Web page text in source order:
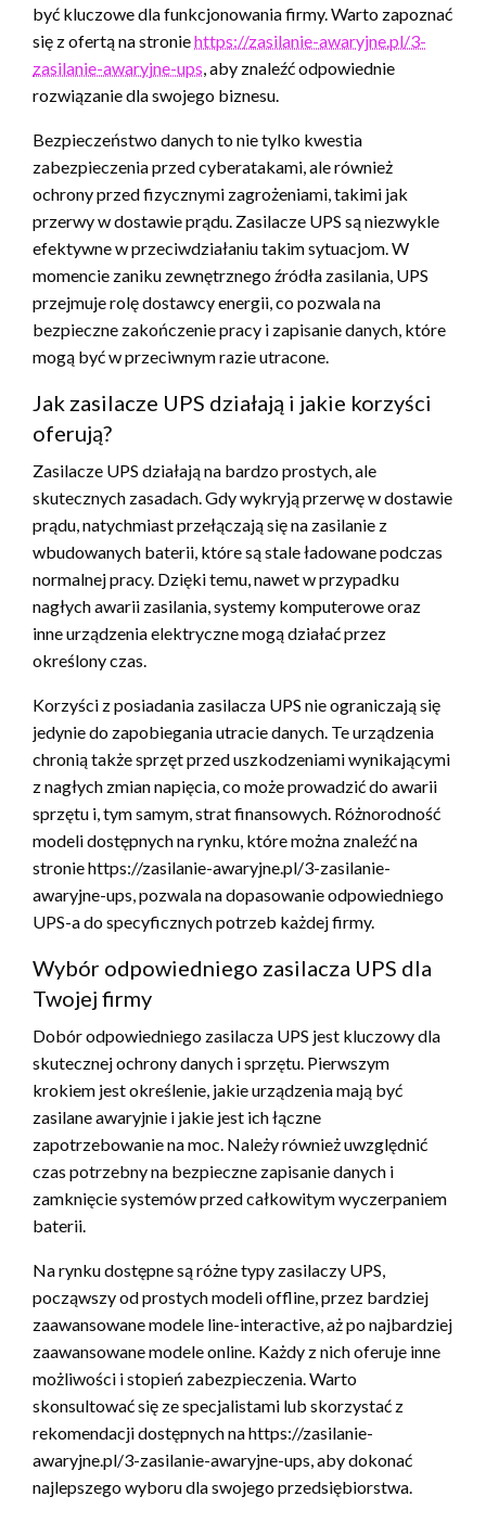
być kluczowe dla funkcjonowania firmy. Warto zapoznać
się z ofertą na stroniehttps://zasilanie-awaryjne.pl/3-
zasilanie-awaryjne-ups, aby znaleźć odpowiednie
rozwiązanie dla swojego biznesu.
Bezpieczeństwo danych to nie tylko kwestia
zabezpieczenia przed cyberatakami, ale również
ochrony przed fizycznymi zagrożeniami, takimi jak
przerwy w dostawie prądu. Zasilacze UPS są niezwykle
efektywne w przeciwdziałaniu takim sytuacjom. W
momencie zaniku zewnętrznego źródła zasilania, UPS
przejmuje rolę dostawcy energii, co pozwala na
bezpieczne zakończenie pracy i zapisanie danych, które
mogą być w przeciwnym razie utracone.
Jak zasilacze UPS działają i jakie korzyści
oferują?
Zasilacze UPS działają na bardzo prostych, ale
skutecznych zasadach. Gdy wykryją przerwę w dostawie
prądu, natychmiast przełączają się na zasilanie z
wbudowanych baterii, które są stale ładowane podczas
normalnej pracy. Dzięki temu, nawet w przypadku
nagłych awarii zasilania, systemy komputerowe oraz
inne urządzenia elektryczne mogą działać przez
określony czas.
Korzyści z posiadania zasilacza UPS nie ograniczają się
jedynie do zapobiegania utracie danych. Te urządzenia
chronią także sprzęt przed uszkodzeniami wynikającymi
z nagłych zmian napięcia, co może prowadzić do awarii
sprzętu i, tym samym, strat finansowych. Różnorodność
modeli dostępnych na rynku, które można znaleźć na
stronie https://zasilanie-awaryjne.pl/3-zasilanie-
awaryjne-ups, pozwala na dopasowanie odpowiedniego
UPS-a do specyficznych potrzeb każdej firmy.
Wybór odpowiedniego zasilacza UPS dla
Twojej firmy
Dobór odpowiedniego zasilacza UPS jest kluczowy dla
skutecznej ochrony danych i sprzętu. Pierwszym
krokiem jest określenie, jakie urządzenia mają być
zasilane awaryjnie i jakie jest ich łączne
zapotrzebowanie na moc. Należy również uwzględnić
czas potrzebny na bezpieczne zapisanie danych i
zamknięcie systemów przed całkowitym wyczerpaniem
baterii.
Na rynku dostępne są różne typy zasilaczy UPS,
począwszy od prostych modeli offline, przez bardziej
zaawansowane modele line-interactive, aż po najbardziej
zaawansowane modele online. Każdy z nich oferuje inne
możliwości i stopień zabezpieczenia. Warto
skonsultować się ze specjalistami lub skorzystać z
rekomendacji dostępnych na https://zasilanie-
awaryjne.pl/3-zasilanie-awaryjne-ups, aby dokonać
najlepszego wyboru dla swojego przedsiębiorstwa.